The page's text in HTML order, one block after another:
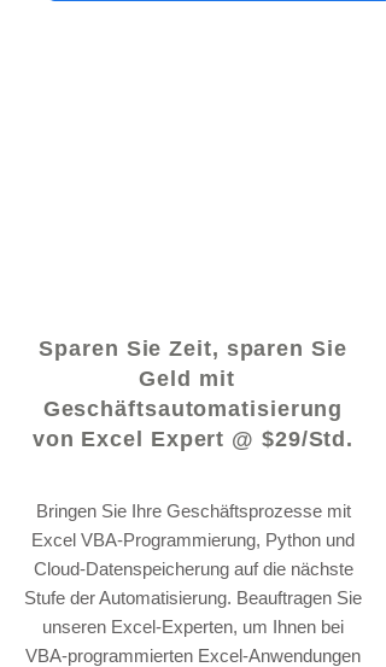
Sparen Sie Zeit, sparen Sie
Geld mit
Geschäftsautomatisierung
von Excel Expert @ $29/Std.
Bringen Sie Ihre Geschäftsprozesse mit
Excel VBA-Programmierung, Python und
Cloud-Datenspeicherung auf die nächste
Stufe der Automatisierung. Beauftragen Sie
unseren Excel-Experten, um Ihnen bei
VBA-programmierten Excel-Anwendungen